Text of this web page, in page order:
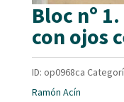
Bloc nº
con ojos
ID: op0968ca
Ramón Acín